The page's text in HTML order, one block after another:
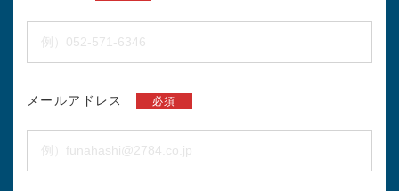
メールアドレス 必須